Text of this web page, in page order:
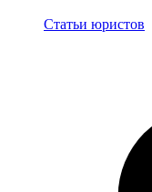
Блог
Статьи юристов